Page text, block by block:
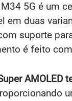
M34 5G é um
em duas
suporte
é feito
AMOLED